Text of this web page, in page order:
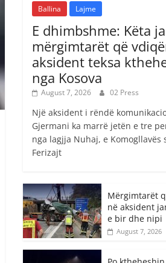
Ballina Lajme
E dhimbshme: Këta
mërgimtarët që
aksident teksa
nga Kosova
August 7, 2026 02 Press
Një aksident i rëndë
Gjermani ka marrë jetën e tre
nga lagjja Nuhaj, e Komogllavës
Ferizajt
Mërgimtarët
në aksident
e bir dhe nipi
August 7, 2026